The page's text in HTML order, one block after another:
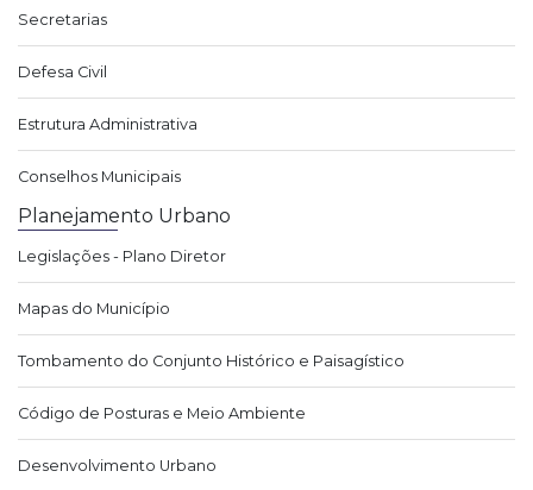
Secretarias
Defesa Civil
Estrutura Administrativa
Conselhos Municipais
Planejamento Urbano
Legislações - Plano Diretor
Mapas do Município
Tombamento do Conjunto Histórico e Paisagístico
Código de Posturas e Meio Ambiente
Desenvolvimento Urbano